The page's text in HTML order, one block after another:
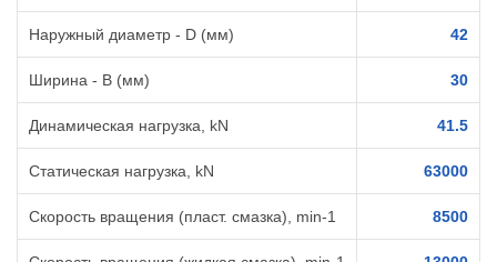
Наружный диаметр - D (мм) 42
Ширина - B (мм) 30
Динамическая нагрузка, kN 41.5
Статическая нагрузка, kN 63000
Скорость вращения (пласт. смазка), min-1 8500